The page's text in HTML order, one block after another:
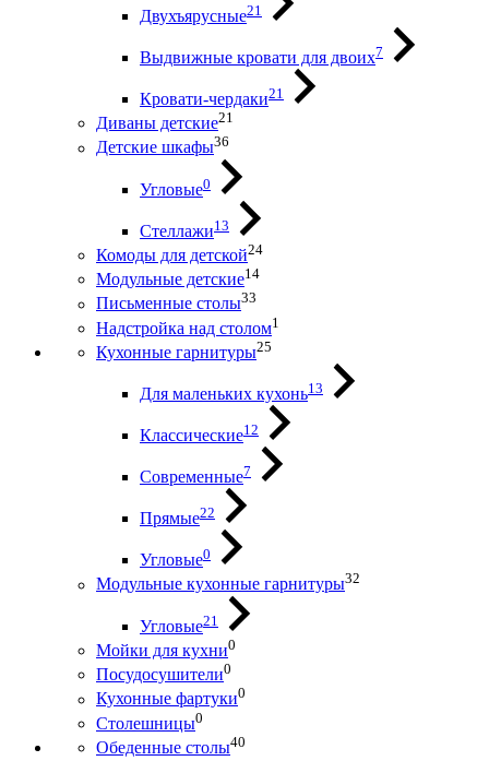
Двухъярусные21
Выдвижные кровати для двоих7
Кровати-чердаки21
Диваны детские21
Детские шкафы36
Угловые0
Стеллажи13
Комоды для детской24
Модульные детские14
Письменные столы33
Надстройка над столом1
Кухонные гарнитуры25
Для маленьких кухонь13
Классические12
Современные7
Прямые22
Угловые0
Модульные кухонные гарнитуры32
Угловые21
Мойки для кухни0
Посудосушители0
Кухонные фартуки0
Столешницы0
Обеденные столы40